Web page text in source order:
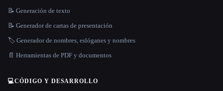
📝 Generación de texto
📝 Generador de cartas de presentación
🏷️ Generador de nombres, eslóganes y nombres
📄 Herramientas de PDF y documentos
💻CÓDIGO Y DESARROLLO